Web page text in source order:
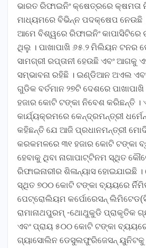
ଭାରତ ରିଫାଇନିଂ କ୍ଷେତ୍ରରେ କ୍ଷମତା
ମାଧ୍ୟମରେ ବିଭିନ୍ନ ପଦକ୍ଷେପ ନେଉଛି
ଆମେ ବିଶ୍ୱରେ ରିଫାଇନିଂ କାପାସିଟିରେ
ଥିଲୁ । ପାଖାପାଖି ୬୫.୨ ମିଲିୟନ ଟନର
ସାମଗ୍ରୀ ରପ୍ତାନୀ ହେଉଛି ଏବଂ ଆଗକୁ
ସମ୍ଭାବନା ରହିଛି । ଇଣ୍ଡିଆନ ଅଏଲ
ଗୁଡିକ ବର୍ତମାନ ୨୭ଟି ଦେଶରେ
ହଜାର କୋଟି ଟଙ୍କା ନିବେଶ କରିଛନ୍ତି ।
କାର୍ଯ୍ୟକ୍ରମରେ କେନ୍ଦ୍ରମନ୍ତ୍ରୀ
କହିଛନ୍ତି ଯେ ଆଜି ପ୍ରଧାନମନ୍ତ୍ରୀ
କରକମଳରେ ୩୧ ହଜାର କୋଟି ଟଙ୍କା
ହେବାକୁ ଥିବା ନାଗାପାଟ୍ଟିନମ ସ୍ଥିତ
ରିଫାଇନାରୀର ଶିଳାନ୍ୟାସ ହୋଇଯାଇଛି
ସ୍ଥିତ ୭୦୦ କୋଟି ଟଙ୍କା ବ୍ୟୟରେ
ପେଟ୍ରୋଲିୟମ କର୍ପୋରେସନ୍
ରାମାନାଥପୁରମ୍ -ଥୋଥୁକୁଡି ପ୍ରାକୃତିକ
ଏବଂ ପ୍ରାୟ ୫୦୦ କୋଟି ଟଙ୍କା
ଗ୍ୟାସୋଲିନ ଡେସୁଲଫୁରିଜେସନ୍ ୟୁନିଟକୁ